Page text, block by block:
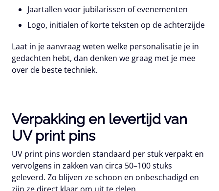
Jaartallen voor jubilarissen of evenementen
Logo, initialen of korte teksten op de achterzijde
Laat in je aanvraag weten welke personalisatie je in
gedachten hebt, dan denken we graag met je mee
over de beste techniek.
Verpakking en levertijd van
UV print pins
UV print pins worden standaard per stuk verpakt en
vervolgens in zakken van circa 50–100 stuks
geleverd. Zo blijven ze schoon en onbeschadigd en